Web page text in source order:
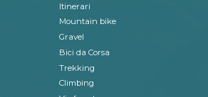
Itinerari
Mountain bike
Gravel
Bici da Corsa
Trekking
Climbing